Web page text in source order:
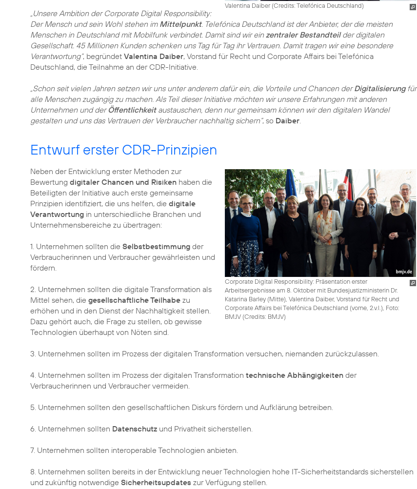
Valentina Daiber (Credits: Telefónica Deutschland)
„Unsere Ambition der Corporate Digital Responsibility:
Der Mensch und sein Wohl stehen im Mittelpunkt. Telefónica Deutschland ist der Anbieter, der die meisten
Menschen in Deutschland mit Mobilfunk verbindet. Damit sind wir einzentraler Bestandteilder digitalen
Gesellschaft. 45 Millionen Kunden schenken uns Tag für Tag ihr Vertrauen. Damit tragen wir eine besondere
Verantwortung“, begründet Valentina Daiber, Vorstand für Recht und Corporate Affairs bei Telefónica
Deutschland, die Teilnahme an der CDR-Initiative.
„Schon seit vielen Jahren setzen wir uns unter anderem dafür ein, die Vorteile und Chancen derDigitalisierungfür
alle Menschen zugängig zu machen. Als Teil dieser Initiative möchten wir unsere Erfahrungen mit anderen
Unternehmen und der Öffentlichkeitaustauschen, denn nur gemeinsam können wir den digitalen Wandel
gestalten und uns das Vertrauen der Verbraucher nachhaltig sichern“, so Daiber.
Entwurf erster CDR-Prinzipien
Corporate Digital Responsibility: Präsentation erster
Arbeitsergebnisse am 8. Oktober mit Bundesjustizministerin Dr.
Katarina Barley (Mitte), Valentina Daiber, Vorstand für Recht und
Corporate Affairs bei Telefónica Deutschland (vorne, 2.v.l.), Foto:
BMJV (Credits: BMJV)
Neben der Entwicklung erster Methoden zur
Bewertung digitaler Chancen und Risiken haben die
Beteiligten der Initiative auch erste gemeinsame
Prinzipien identifiziert, die uns helfen, die digitale
Verantwortung in unterschiedliche Branchen und
Unternehmensbereiche zu übertragen:
1. Unternehmen sollten die Selbstbestimmung der
Verbraucherinnen und Verbraucher gewährleisten und
fördern.
2. Unternehmen sollten die digitale Transformation als
Mittel sehen, die gesellschaftliche Teilhabe zu
erhöhen und in den Dienst der Nachhaltigkeit stellen.
Dazu gehört auch, die Frage zu stellen, ob gewisse
Technologien überhaupt von Nöten sind.
3. Unternehmen sollten im Prozess der digitalen Transformation versuchen, niemanden zurückzulassen.
4. Unternehmen sollten im Prozess der digitalen Transformation technische Abhängigkeiten der
Verbraucherinnen und Verbraucher vermeiden.
5. Unternehmen sollten den gesellschaftlichen Diskurs fördern und Aufklärung betreiben.
6. Unternehmen sollten Datenschutz und Privatheit sicherstellen.
7. Unternehmen sollten interoperable Technologien anbieten.
8. Unternehmen sollten bereits in der Entwicklung neuer Technologien hohe IT-Sicherheitstandards sicherstellen
und zukünftig notwendige Sicherheitsupdates zur Verfügung stellen.